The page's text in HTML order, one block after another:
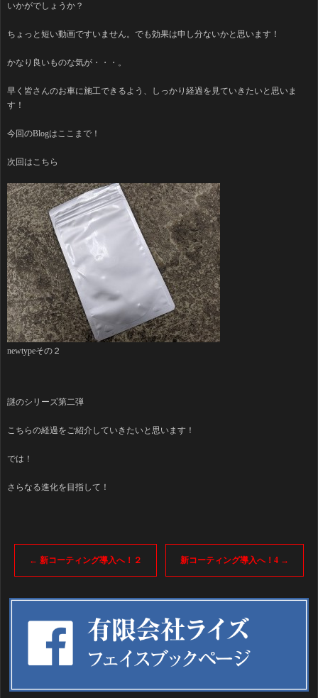
いかがでしょうか？
ちょっと短い動画ですいません。でも効果は申し分ないかと思います！
かなり良いものな気が・・・。
早く皆さんのお車に施工できるよう、しっかり経過を見ていきたいと思いま
す！
今回のBlogはここまで！
次回はこちら
newtypeその２
謎のシリーズ第二弾
こちらの経過をご紹介していきたいと思います！
では！
さらなる進化を目指して！
← 新コーティング導入へ！２ 新コーティング導入へ！4 →